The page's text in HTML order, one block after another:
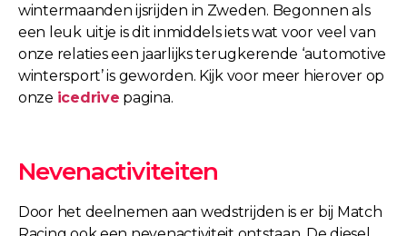
wintermaanden ijsrijden in Zweden. Begonnen als
een leuk uitje is dit inmiddels iets wat voor veel van
onze relaties een jaarlijks terugkerende ‘automotive
wintersport’ is geworden. Kijk voor meer hierover op
onze icedrive pagina.
Nevenactiviteiten
Door het deelnemen aan wedstrijden is er bij Match